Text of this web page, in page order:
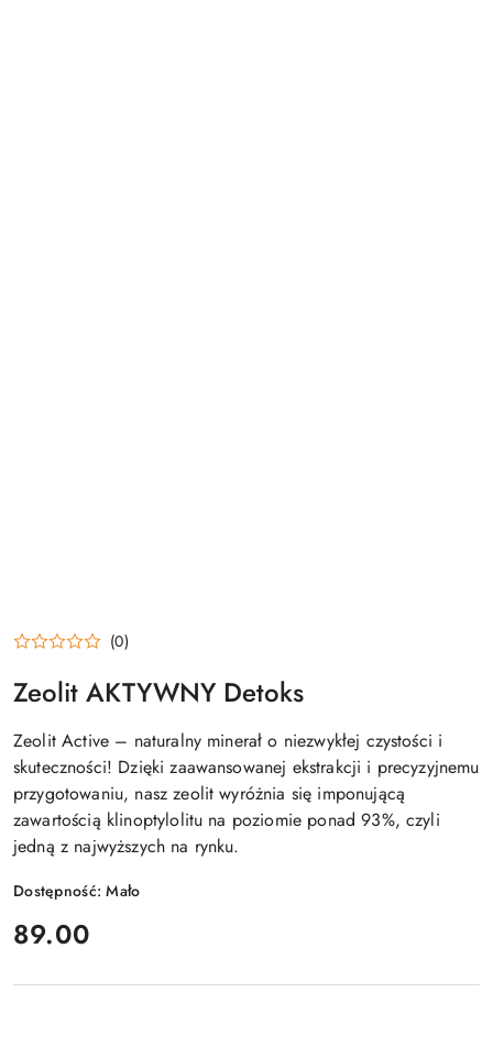
(0)
Zeolit AKTYWNY Detoks
Zeolit Active – naturalny minerał o niezwykłej czystości i
skuteczności! Dzięki zaawansowanej ekstrakcji i precyzyjnemu
przygotowaniu, nasz zeolit wyróżnia się imponującą
zawartością klinoptylolitu na poziomie ponad 93%, czyli
jedną z najwyższych na rynku.
Dostępność:Mało
cena:
89.00